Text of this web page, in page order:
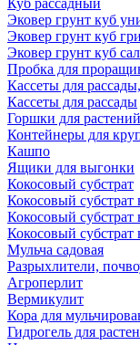
Куб рассадный
Эковер грунт куб
Эковер грунт куб
Эковер грунт куб
Пробка для
Кассеты для
Кассеты для рассады
Горшки для растений
Контейнеры для
Кашпо
Ящики для выгонки
Кокосовый субстрат
Кокосовый субстрат
Кокосовый субстрат
Кокосовый субстрат
Мульча садовая
Разрыхлители,
Агроперлит
Вермикулит
Кора для
Гидрогель для